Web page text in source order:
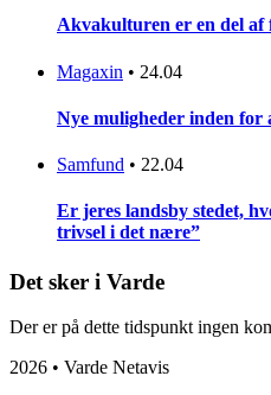
Akvakulturen er en del af
Magaxin • 24.04
Nye muligheder inden for
Samfund • 22.04
Er jeres landsby stedet,
trivsel i det nære”
Det sker i Varde
Der er på dette tidspunkt ingen
2026 • Varde Netavis